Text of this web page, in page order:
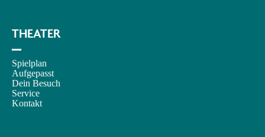
THEATER
–
Spielplan
Aufgepasst
Dein Besuch
Service
Kontakt